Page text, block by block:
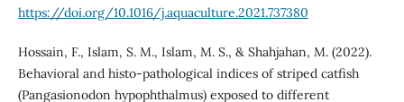
https://doi.org/10.1016/j.aquaculture.2021.737380
Hossain, F., Islam, S. M., Islam, M. S., & Shahjahan, M. (2022).
Behavioral and histo-pathological indices of striped catfish
(Pangasionodon hypophthalmus) exposed to different